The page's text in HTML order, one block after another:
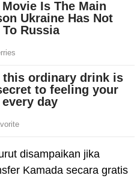
disampaikan jika
Kamada secara gratis